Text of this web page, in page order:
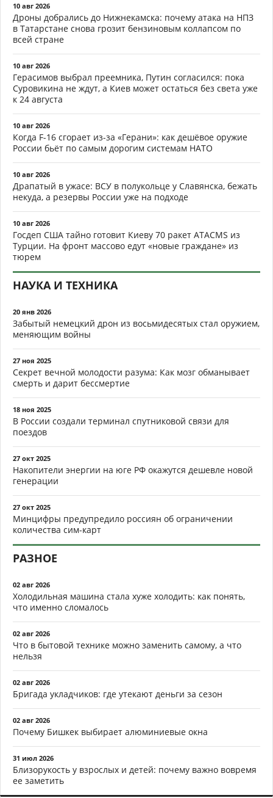
10 авг 2026
Дроны добрались до Нижнекамска: почему атака на НПЗ
в Татарстане снова грозит бензиновым коллапсом по
всей стране
10 авг 2026
Герасимов выбрал преемника, Путин согласился: пока
Суровикина не ждут, а Киев может остаться без света уже
к 24 августа
10 авг 2026
Когда F-16 сгорает из-за «Герани»: как дешёвое оружие
России бьёт по самым дорогим системам НАТО
10 авг 2026
Драпатый в ужасе: ВСУ в полукольце у Славянска, бежать
некуда, а резервы России уже на подходе
10 авг 2026
Госдеп США тайно готовит Киеву 70 ракет ATACMS из
Турции. На фронт массово едут «новые граждане» из
тюрем
НАУКА И ТЕХНИКА
20 янв 2026
Забытый немецкий дрон из восьмидесятых стал оружием,
меняющим войны
27 ноя 2025
Секрет вечной молодости разума: Как мозг обманывает
смерть и дарит бессмертие
18 ноя 2025
В России создали терминал спутниковой связи для
поездов
27 окт 2025
Накопители энергии на юге РФ окажутся дешевле новой
генерации
27 окт 2025
Минцифры предупредило россиян об ограничении
количества сим-карт
РАЗНОЕ
02 авг 2026
Холодильная машина стала хуже холодить: как понять,
что именно сломалось
02 авг 2026
Что в бытовой технике можно заменить самому, а что
нельзя
02 авг 2026
Бригада укладчиков: где утекают деньги за сезон
02 авг 2026
Почему Бишкек выбирает алюминиевые окна
31 июл 2026
Близорукость у взрослых и детей: почему важно вовремя
ее заметить